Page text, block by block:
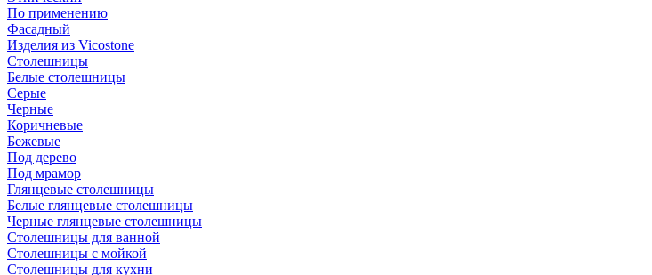
По применению
Фасадный
Изделия из Vicostone
Столешницы
Белые столешницы
Серые
Черные
Коричневые
Бежевые
Под дерево
Под мрамор
Глянцевые столешницы
Белые глянцевые столешницы
Черные глянцевые столешницы
Столешницы для ванной
Столешницы с мойкой
Столешницы для кухни